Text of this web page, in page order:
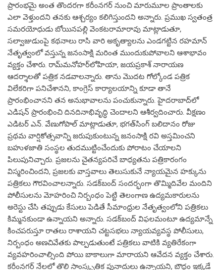
ప్రారంభమై అంత తొందరగా కరీంనగర్‌ నుంచి మారుమూల ప్రాంతాలకు
ఎలా వెళ్తుందని తనకు ఆశ్చర్యం కలిగిస్తుందని అన్నారు. ప్రముఖ స్వతంత్ర
సమరయోధుడు బోయినపల్లి వెంకటరామారావు మాట్లాడుతూ,
సల్వాజుడుంపై కథనాలు రాసి వారి అకృత్యాలను ఎండగట్టిన రహమాన్‌
నేతృత్వంలో వస్తున్న జనంసాక్షి మరింత ముందుకుపోవాలని ఆశాభావం
వ్యక్తం చేశారు. రామ్‌మనోహర్‌లోహియా, జయప్రకాశ్‌ నారాయణ
ఆదర్శాలతో పత్రిక నడవాలన్నారు. తాను మొదట గోల్కోండ పత్రిక
విలేకరిగా పనిచేశానని, కాంగ్రెస్‌ కార్యాలయాన్ని కూడా తానే
ప్రారంభించానని తన అనుభావాలను పంచుకున్నారు. హైదరాబాద్‌లో
ఎడిషన్‌ ప్రారంభించి దినదినాభివృద్ధి చెందాలని ఆశీర్వదించారు. వీక్షణం
ఎడిటర్‌ ఎన్‌. వేణుగోపాల్‌ మాట్లాడుతూ, భగత్‌సింగ్‌ బలిదానం రోజు
ప్రథమ వార్షికోత్సవాన్ని జరుపుకుంటున్న జనంసాక్షి రవి అస్తమించని
బహుళజాతి సంస్థల తుదముట్టించేందుకు పోరాటం చేయాలని
పిలుపునిచ్చారు. ప్రజలను చైతన్యపరిచే బాధ్యతను పత్రికారంగం
విస్మరించిందని, ప్రజలకు వాస్తవాలు తెలుసుకునే న్యాయమైన హక్కును
పత్రికలు గౌరవించాలన్నారు. సడక్‌బంద్‌ సందర్భంగా తొమ్మిదివేల మందిని
పోలీసులను మోహరించి నిర్బంధం పెట్టి తెలంగాణ ఉద్యమకారులను
అరెస్టు చేసి తప్పుడు కేసులు పెడితే సీమాంధ్రుల నేతృత్వంలోని పత్రికలు
కిమ్మనకుండా ఉన్నాయని అన్నారు. సడక్‌బంద్‌ విఫలమంటూ ఉద్యమాన్నే
కించపరుస్తూ రాతలు రాశాయని చట్టసభలు న్యాయవ్యవస్థ పోలీసులు,
నిర్బంధం అణచివేతకు పాల్పడుతుంటే పత్రికలు వాటికి వ్యతిరేకంగా
వ్యవహరించాల్సింది పోయి బాకాలుగా మారాయని ఆవేదన వ్యక్తం చేశారు.
కరీంనగర్‌ నేలలో తొలి సాంస్కృతిక పునాదులు ఉన్నాయని, బౌద్ధం ఇక్కడే